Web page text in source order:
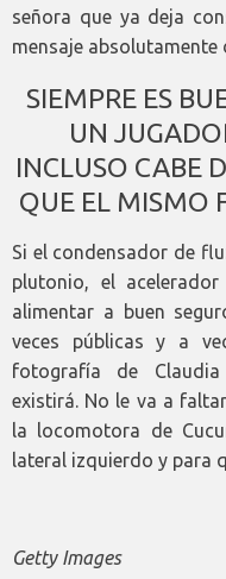
señora que ya deja
mensaje
SIEMPRE ES
UN
INCLUSO CABE
QUE EL MISMO
Si el condensador de
plutonio, el
alimentar a buen
veces públicas y a
fotografía de
existirá. No le va a
la locomotora de
lateral izquierdo y para
Getty Images